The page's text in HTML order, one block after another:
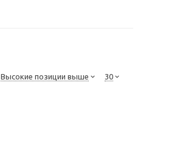
Высокие позиции выше 30